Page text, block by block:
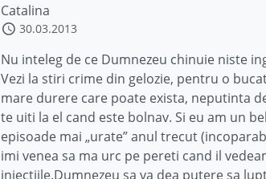
Catalina
30.03.2013
Nu inteleg de ce Dumnezeu chinuie niste
Vezi la stiri crime din gelozie, pentru o
mare durere care poate exista, neputinta
te uiti la el cand este bolnav. Si eu am un
episoade mai „urate” anul trecut
imi venea sa ma urc pe pereti cand il
injectiile.Dumnezeu sa va dea putere sa